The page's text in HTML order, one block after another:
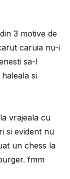
3 motive de
caruia nu-i
sa-l
si
vrajeala cu
si evident nu
un chess la
fmm